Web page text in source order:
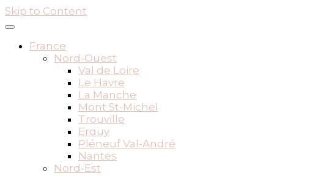
Skip to Content
France
Nord-Ouest
Val de Loire
Le Havre
La Manche
Mont St-Michel
Trouville
Erquy
Pléneuf Val-André
Nantes
Nord-Est